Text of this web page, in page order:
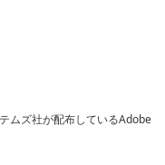
ムズ社が配布しているAdobe